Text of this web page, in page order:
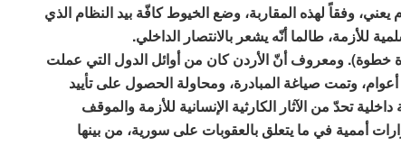
يعني، وفقاً لهذه المقاربة، وضع الخيوط كافّة بيد النظام الذي
للأزمة، طالما أنّه يشعر بالانتصار الداخلي.
خطوة). ومعروف أنّ الأردن كان من أوائل الدول التي عملت
وتمت صياغة المبادرة، ومحاولة الحصول على تأييد
تحدّ من الآثار الكارثية الإنسانية للأزمة والموقف
أممية في ما يتعلق بالعقوبات على سورية، من بينها